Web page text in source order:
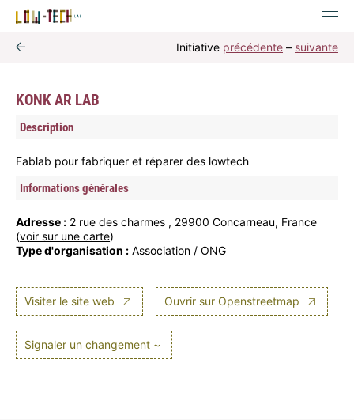
Initiative précédente – suivante
KONK AR LAB
Description
Fablab pour fabriquer et réparer des lowtech
Informations générales
Adresse : 2 rue des charmes , 29900 Concarneau, France
(voir sur une carte)
Type d'organisation : Association / ONG
Visiter le site web Ouvrir sur Openstreetmap
Signaler un changement ~